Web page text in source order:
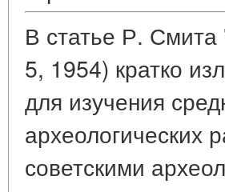
В статье Р. Смита
5, 1954) кратко
для изучения
археологических
советскими